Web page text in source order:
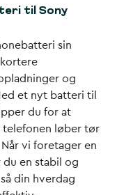
til Sony
sin
og
et nyt batteri til
du for at
løber tør
vi foretager en
en stabil og
din hverdag